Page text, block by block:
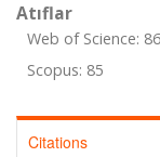
Atıflar
Web of Science: 86
Scopus: 85
Citations